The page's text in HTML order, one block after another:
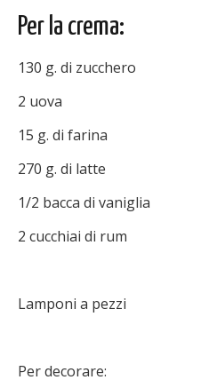
Per la crema:
130 g. di zucchero
2 uova
15 g. di farina
270 g. di latte
1/2 bacca di vaniglia
2 cucchiai di rum
Lamponi a pezzi
Per decorare: